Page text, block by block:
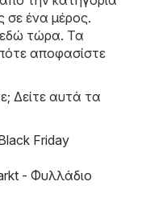
ένα μέρος.
εδώ τώρα. Τα
αποφασίστε
Δείτε αυτά τα
Friday
- Φυλλάδιο